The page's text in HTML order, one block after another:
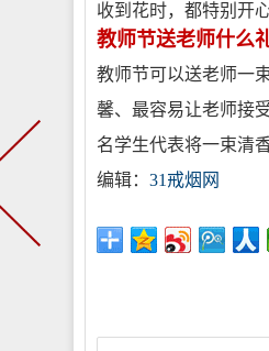
收到花时，都特别开
教师节送老师什么
教师节可以送老师一
馨、最容易让老师接
名学生代表将一束清
编辑： 31戒烟网